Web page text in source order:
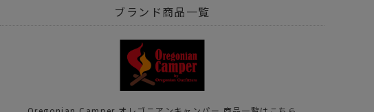
Oregonian Camper オレゴニアンキャンパー
アウトドア・キャンプ用品 その他 小物
アウトドア・キャンプ用品 その他
ブランド商品一覧